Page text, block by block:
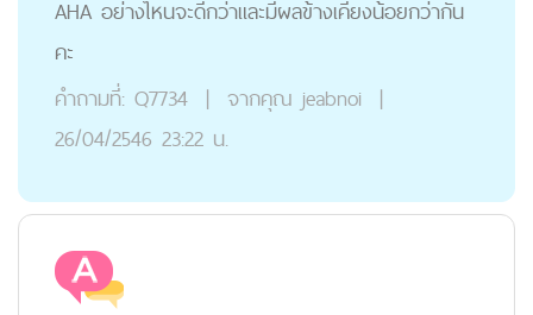
AHA อย่างไหนจะดีกว่าและมีผลข้างเคียงน้อยกว่ากัน
คะ
คำถามที่: Q7734 | จากคุณ jeabnoi |
26/04/2546 23:22 น.